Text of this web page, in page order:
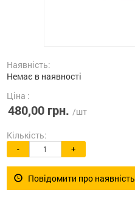
Наявність:
Немає в наявності
Ціна :
480,00 грн. /шт
Кількість:
- +
Повідомити про наявність